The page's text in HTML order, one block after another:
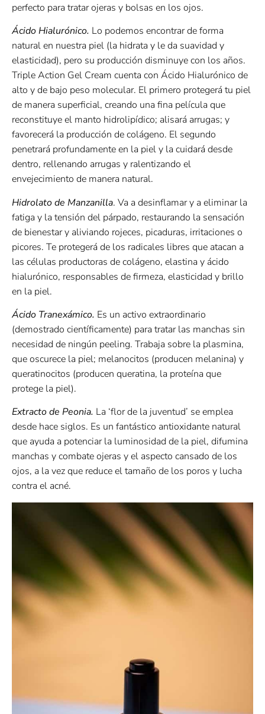
perfecto para tratar ojeras y bolsas en los ojos.
Ácido Hialurónico. Lo podemos encontrar de forma
natural en nuestra piel (la hidrata y le da suavidad y
elasticidad), pero su producción disminuye con los años.
Triple Action Gel Cream cuenta con Ácido Hialurónico de
alto y de bajo peso molecular. El primero protegerá tu piel
de manera superficial, creando una fina película que
reconstituye el manto hidrolipídico; alisará arrugas; y
favorecerá la producción de colágeno. El segundo
penetrará profundamente en la piel y la cuidará desde
dentro, rellenando arrugas y ralentizando el
envejecimiento de manera natural.
Hidrolato de Manzanilla. Va a desinflamar y a eliminar la
fatiga y la tensión del párpado, restaurando la sensación
de bienestar y aliviando rojeces, picaduras, irritaciones o
picores. Te protegerá de los radicales libres que atacan a
las células productoras de colágeno, elastina y ácido
hialurónico, responsables de firmeza, elasticidad y brillo
en la piel.
Ácido Tranexámico. Es un activo extraordinario
(demostrado científicamente) para tratar las manchas sin
necesidad de ningún peeling. Trabaja sobre la plasmina,
que oscurece la piel; melanocitos (producen melanina) y
queratinocitos (producen queratina, la proteína que
protege la piel).
Extracto de Peonia. La ‘flor de la juventud’ se emplea
desde hace siglos. Es un fantástico antioxidante natural
que ayuda a potenciar la luminosidad de la piel, difumina
manchas y combate ojeras y el aspecto cansado de los
ojos, a la vez que reduce el tamaño de los poros y lucha
contra el acné.